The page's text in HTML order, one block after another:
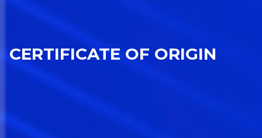
CERTIFICATE OF ORIGIN